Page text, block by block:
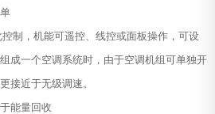
制，机能可遥控、线控或面板操作，可设
成一个空调系统时，由于空调机组可单独开
接近于无级调速。
能量回收